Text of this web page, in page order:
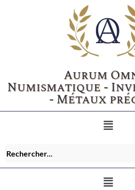
Aurum
Numismatique -
- Métaux